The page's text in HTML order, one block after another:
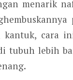
menarik
kantuk, cara
tubuh lebih